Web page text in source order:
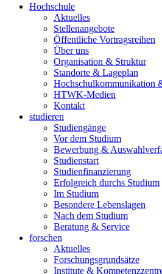
Hochschule
Aktuelles
Stellenangebote
Öffentliche Vortragsreihen
Über uns
Organisation & Struktur
Standorte & Lageplan
Hochschulkommunikation
HTWK-Medien
Kontakt
studieren
Studiengänge
Vor dem Studium
Bewerbung &
Studienstart
Studienfinanzierung
Erfolgreich durchs Studium
Im Studium
Besondere Lebenslagen
Nach dem Studium
Beratung & Service
forschen
Aktuelles
Forschungsgrundsätze
Institute &